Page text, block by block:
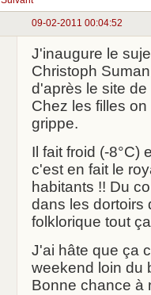
09-02-2011 00:04:52
J'inaugure le
Christoph
d'après le site de
Chez les filles
grippe.
Il fait froid (-8°C)
c'est en fait le
habitants !! Du
dans les dortoirs
folklorique tout
J'ai hâte que ça
weekend loin du
Bonne chance à